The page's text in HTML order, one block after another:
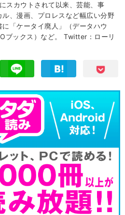
スカウトされて以来、芸能、事
、漫画、プロレスなど幅広い分野
「ケータイ廃人」（データハウ
ブックス）など。 Twitter：ローリ